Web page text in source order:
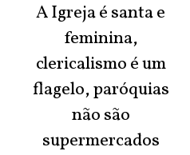
A Igreja é santa e
feminina,
clericalismo é um
flagelo, paróquias
não são
supermercados